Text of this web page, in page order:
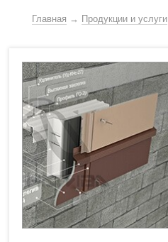
Главная Продукции и услуги